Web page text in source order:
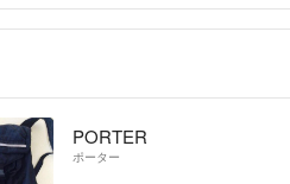
PORTER
ポーター